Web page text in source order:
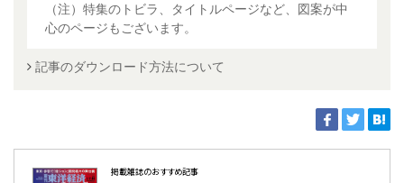
（注）特集のトビラ、タイトルページなど、図案が中
心のページもございます。
記事のダウンロード方法について
掲載雑誌のおすすめ記事